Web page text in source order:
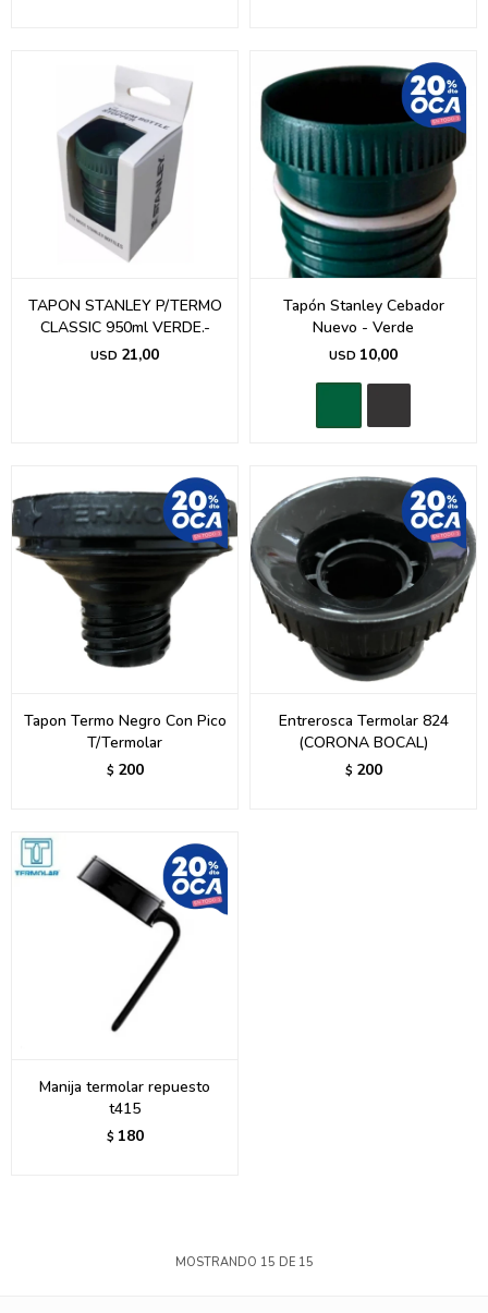
TAPON STANLEY P/TERMO
CLASSIC 950ml VERDE.-
USD 21,00
Tapón Stanley Cebador
Nuevo - Verde
USD 10,00
Tapon Termo Negro Con Pico
T/Termolar
$ 200
Entrerosca Termolar 824
(CORONA BOCAL)
$ 200
Manija termolar repuesto
t415
$ 180
MOSTRANDO 15 DE 15